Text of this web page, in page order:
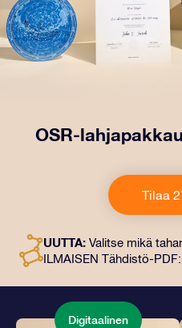
OSR-
Tämä lahja sisältää
henkilökohtaiset
valitsemaasi
maaginen tapa antaa
Tilaa
UUTTA: Valitse mikä
ILMAISEN Tähdistö-
Digitaalinen